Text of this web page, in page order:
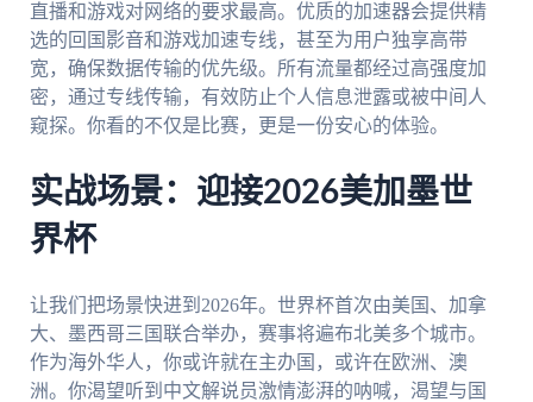
直播和游戏对网络的要求最高。优质的加速器会提供精
选的回国影音和游戏加速专线，甚至为用户独享高带
宽，确保数据传输的优先级。所有流量都经过高强度加
密，通过专线传输，有效防止个人信息泄露或被中间人
窥探。你看的不仅是比赛，更是一份安心的体验。
实战场景：迎接2026美加墨世
界杯
让我们把场景快进到2026年。世界杯首次由美国、加拿
大、墨西哥三国联合举办，赛事将遍布北美多个城市。
作为海外华人，你或许就在主办国，或许在欧洲、澳
洲。你渴望听到中文解说员激情澎湃的呐喊，渴望与国